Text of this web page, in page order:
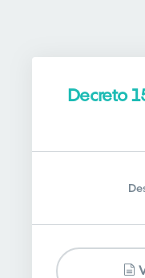
Decreto